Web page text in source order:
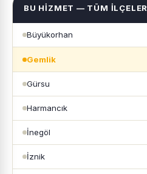
BU HIZMET — TÜM İLÇELER
Büyükorhan
Gemlik
Gürsu
Harmancık
İnegöl
İznik